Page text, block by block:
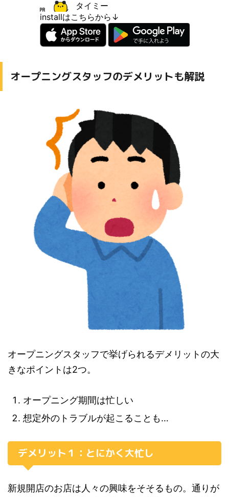
タイミー
installはこちらから↓
オープニングスタッフのデメリットも解説
オープニングスタッフで挙げられるデメリットの大
きなポイントは2つ。
オープニング期間は忙しい
想定外のトラブルが起こることも…
デメリット１：とにかく大忙し
新規開店のお店は人々の興味をそそるもの。通りが